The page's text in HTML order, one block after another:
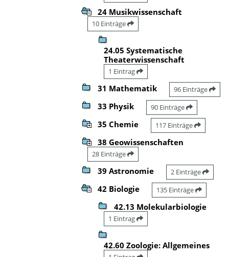
24 Musikwissenschaft
10 Einträge
24.05 Systematische
Theaterwissenschaft
1 Eintrag
31 Mathematik 96 Einträge
33 Physik 90 Einträge
35 Chemie 117 Einträge
38 Geowissenschaften
28 Einträge
39 Astronomie 2 Einträge
42 Biologie 135 Einträge
42.13 Molekularbiologie
1 Eintrag
42.60 Zoologie: Allgemeines